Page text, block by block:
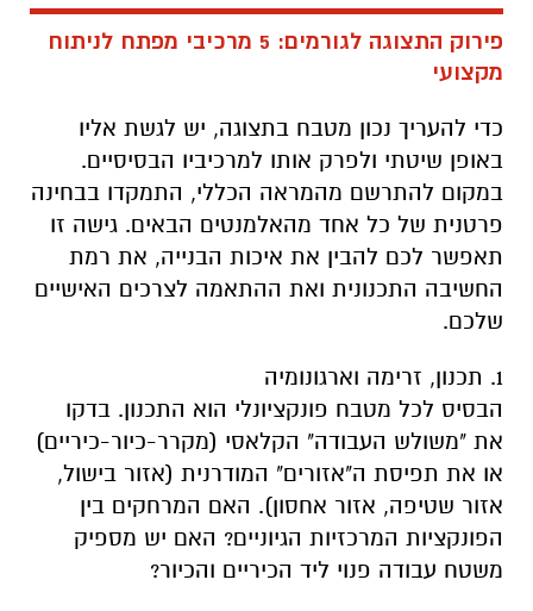
פירוק התצוגה לגורמים: 5 מרכיבי מפתח לניתוח
מקצועי
כדי להעריך נכון מטבח בתצוגה, יש לגשת אליו
באופן שיטתי ולפרק אותו למרכיביו הבסיסיים.
במקום להתרשם מהמראה הכללי, התמקדו בבחינה
פרטנית של כל אחד מהאלמנטים הבאים. גישה זו
תאפשר לכם להבין את איכות הבנייה, את רמת
החשיבה התכנונית ואת ההתאמה לצרכים האישיים
שלכם.
1. תכנון, זרימה וארגונומיה
הבסיס לכל מטבח פונקציונלי הוא התכנון. בדקו
את "משולש העבודה" הקלאסי (מקרר-כיור-כיריים)
או את תפיסת ה"אזורים" המודרנית (אזור בישול,
אזור שטיפה, אזור אחסון). האם המרחקים בין
הפונקציות המרכזיות הגיוניים? האם יש מספיק
משטח עבודה פנוי ליד הכיריים והכיור?